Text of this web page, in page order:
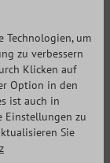
Technologien, um
zu verbessern
Klicken auf
Option in den
ist auch in
Einstellungen zu
Sie